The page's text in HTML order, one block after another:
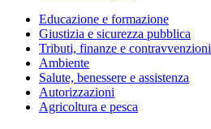
Educazione e formazione
Giustizia e sicurezza pubblica
Tributi, finanze e contravvenzioni
Ambiente
Salute, benessere e assistenza
Autorizzazioni
Agricoltura e pesca